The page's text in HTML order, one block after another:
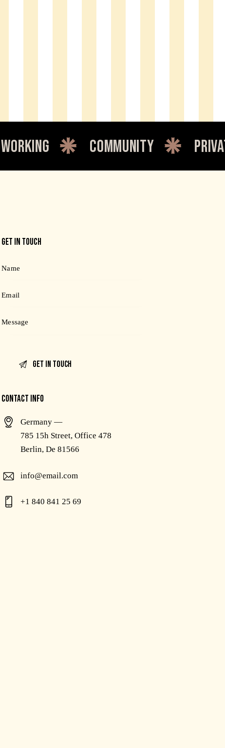
community private
GET IN TOUCH
CONTACT INFO
Germany —
785 15h Street, Office 478
Berlin, De 81566
info@email.com
+1 840 841 25 69